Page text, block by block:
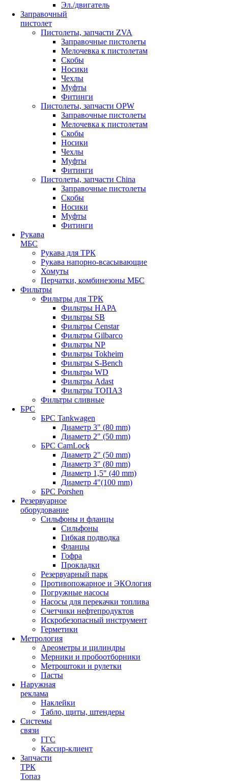
Эл./двигатель
Заправочный
пистолет
Пистолеты, запчасти ZVA
Заправочные пистолеты
Мелочевка к пистолетам
Скобы
Носики
Чехлы
Муфты
Фитинги
Пистолеты, запчасти OPW
Заправочные пистолеты
Мелочевка к пистолетам
Скобы
Носики
Чехлы
Муфты
Фитинги
Пистолеты, запчасти China
Заправочные пистолеты
Скобы
Носики
Муфты
Фитинги
Рукава
МБС
Рукава для ТРК
Рукава напорно-всасывающие
Хомуты
Перчатки, комбинезоны МБС
Фильтры
Фильтры для ТРК
Фильтры НАРА
Фильтры SB
Фильтры Censtar
Фильтры Gilbarco
Фильтры NP
Фильтры Tokheim
Фильтры S-Bench
Фильтры WD
Фильтры Adast
Фильтры ТОПАЗ
Фильтры сливные
БРС
БРС Tankwagen
Диаметр 3" (80 mm)
Диаметр 2" (50 mm)
БРС CamLock
Диаметр 2" (50 mm)
Диаметр 3" (80 mm)
Диаметр 1,5" (40 mm)
Диаметр 4"(100 mm)
БРС Porshen
Резервуарное
оборудование
Сильфоны и фланцы
Сильфоны
Гибкая подводка
Фланцы
Гофра
Прокладки
Резервуарный парк
Противопожарное и ЭКОлогия
Погружные насосы
Насосы для перекачки топлива
Счетчики нефтепродуктов
Искробезопасный инструмент
Герметики
Метрология
Ареометры и цилиндры
Мерники и пробоотборники
Метроштоки и рулетки
Пасты
Наружная
реклама
Наклейки
Табло, щиты, штендеры
Системы
связи
ГГС
Кассир-клиент
Запчасти
ТРК
Топаз